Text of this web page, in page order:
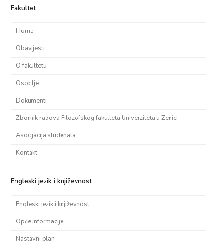
Fakultet
Home
Obavijesti
O fakultetu
Osoblje
Dokumenti
Zbornik radova Filozofskog fakulteta Univerziteta u Zenici
Asocijacija studenata
Kontakt
Engleski jezik i književnost
Engleski jezik i književnost
Opće informacije
Nastavni plan